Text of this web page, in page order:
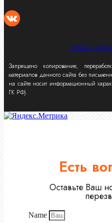
Политика
Запрещено копирование,
материалов данного сайта без
на сайте носит информационный
ГК РФ).
Есть
Оставьте Ваш
Name